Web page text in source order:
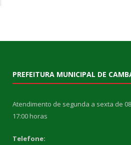
PREFEITURA MUNICIPAL DE
Atendimento de segunda a sexta de
17:00 horas
Telefone: